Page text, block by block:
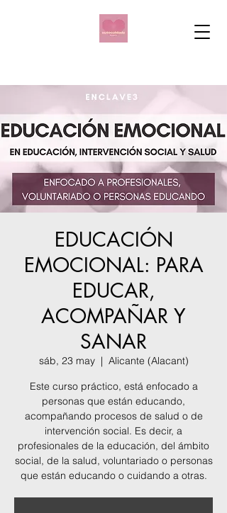
EDUCACIÓN
EMOCIONAL: PARA
EDUCAR,
ACOMPAÑAR Y
SANAR
sáb, 23 may
  |
Alicante (Alacant)
Este curso práctico, está enfocado a
personas que están educando,
acompañando procesos de salud o de
intervención social. Es decir, a
profesionales de la educación, del ámbito
social, de la salud, voluntariado o personas
que están educando o cuidando a otras.